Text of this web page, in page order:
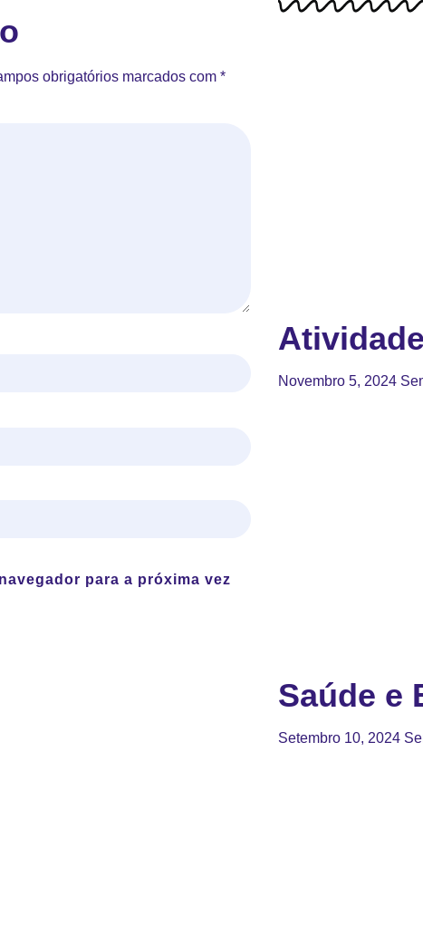
obrigatórios marcados com *
para a próxima vez
Novembro 5, 2024
Saúde e
Setembro 10, 2024